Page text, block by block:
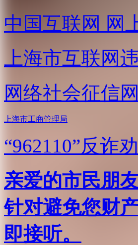
中国互联网 网
上海市互联网
网络社会征信网
上海市工商管理局
“962110”反诈
亲爱的市民朋
针对避免您财
即接听。